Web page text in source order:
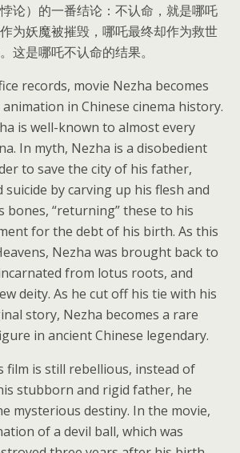
论）的一番结论：不认命，就是哪吒
为妖魔被摧毁，哪吒最终却作为救世
这是哪吒不认命的结果。
records, movie Nezha becomes
in Chinese cinema history.
is well-known to almost every
In myth, Nezha is a disobedient
to save the city of his father,
suicide by carving up his flesh and
bones, “returning” these to his
for the debt of his birth. As this
Nezha was brought back to
from lotus roots, and
deity. As he cut off his tie with his
story, Nezha becomes a rare
in ancient Chinese legendary.
film is still rebellious, instead of
stubborn and rigid father, he
mysterious destiny. In the movie,
of a devil ball, which was